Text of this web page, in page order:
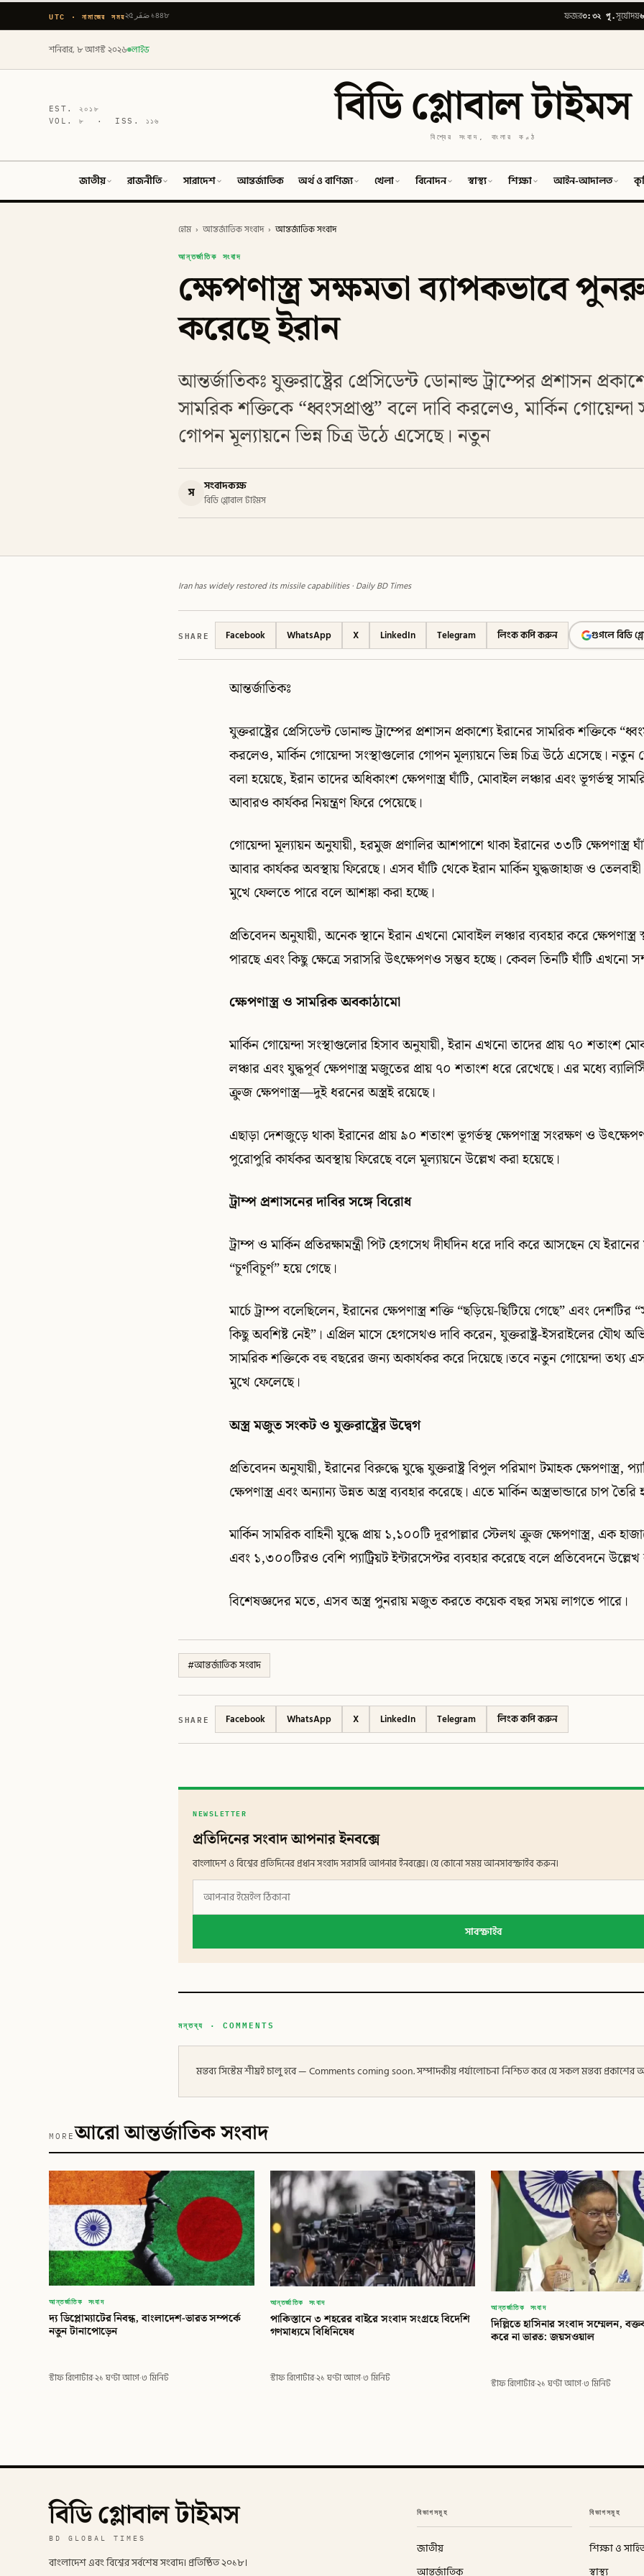
UTC · নামাজের সময় ২৫ صَفَر ১৪৪৮ ফজর৩:৩২ পূ.সূর্যোদয়
শনিবার, ৮ আগস্ট ২০২৬ লাইভ
EST.২০১৮
VOL.৮ · ISS. ১১৬ বিডি গ্লোবাল টাইমস
বিশ্বের সংবাদ, বাংলার কণ্ঠ
জাতীয় রাজনীতি সারাদেশ আন্তর্জাতিক অর্থ ও বাণিজ্য খেলা বিনোদন স্বাস্থ্য শিক্ষা আইন-আদালত
হোম › আন্তর্জাতিক সংবাদ › আন্তর্জাতিক সংবাদ
আন্তর্জাতিক সংবাদ
ক্ষেপণাস্ত্র সক্ষমতা ব্যাপকভাবে
করেছে ইরান
আন্তর্জাতিকঃ যুক্তরাষ্ট্রের প্রেসিডেন্ট ডোনাল্ড ট্রাম্পের প্রশাসন
সামরিক শক্তিকে “ধ্বংসপ্রাপ্ত” বলে দাবি করলেও, মার্কিন
গোপন মূল্যায়নে ভিন্ন চিত্র উঠে এসেছে। নতুন
স সংবাদকক্ষ
বিডি গ্লোবাল টাইমস
Iran has widely restored its missile capabilities · Daily BD Times
SHARE Facebook WhatsApp X LinkedIn Telegram লিংক কপি করুন গুগলে বিডি
আন্তর্জাতিকঃ
যুক্তরাষ্ট্রের প্রেসিডেন্ট ডোনাল্ড ট্রাম্পের প্রশাসন প্রকাশ্যে ইরানের সামরিক শক্তিকে
করলেও, মার্কিন গোয়েন্দা সংস্থাগুলোর গোপন মূল্যায়নে ভিন্ন চিত্র উঠে এসেছে। নতুন
বলা হয়েছে, ইরান তাদের অধিকাংশ ক্ষেপণাস্ত্র ঘাঁটি, মোবাইল লঞ্চার এবং ভূগর্ভস্থ
আবারও কার্যকর নিয়ন্ত্রণ ফিরে পেয়েছে।
গোয়েন্দা মূল্যায়ন অনুযায়ী, হরমুজ প্রণালির আশপাশে থাকা ইরানের ৩৩টি ক্ষেপণাস্ত্র
আবার কার্যকর অবস্থায় ফিরেছে। এসব ঘাঁটি থেকে ইরান মার্কিন যুদ্ধজাহাজ ও
মুখে ফেলতে পারে বলে আশঙ্কা করা হচ্ছে।
প্রতিবেদন অনুযায়ী, অনেক স্থানে ইরান এখনো মোবাইল লঞ্চার ব্যবহার করে ক্ষেপণাস্ত্র
পারছে এবং কিছু ক্ষেত্রে সরাসরি উৎক্ষেপণও সম্ভব হচ্ছে। কেবল তিনটি ঘাঁটি এখনো
ক্ষেপণাস্ত্র ও সামরিক অবকাঠামো
মার্কিন গোয়েন্দা সংস্থাগুলোর হিসাব অনুযায়ী, ইরান এখনো তাদের প্রায় ৭০ শতাংশ
লঞ্চার এবং যুদ্ধপূর্ব ক্ষেপণাস্ত্র মজুতের প্রায় ৭০ শতাংশ ধরে রেখেছে। এর মধ্যে
ক্রুজ ক্ষেপণাস্ত্র—দুই ধরনের অস্ত্রই রয়েছে।
এছাড়া দেশজুড়ে থাকা ইরানের প্রায় ৯০ শতাংশ ভূগর্ভস্থ ক্ষেপণাস্ত্র সংরক্ষণ ও
পুরোপুরি কার্যকর অবস্থায় ফিরেছে বলে মূল্যায়নে উল্লেখ করা হয়েছে।
ট্রাম্প প্রশাসনের দাবির সঙ্গে বিরোধ
ট্রাম্প ও মার্কিন প্রতিরক্ষামন্ত্রী পিট হেগসেথ দীর্ঘদিন ধরে দাবি করে আসছেন যে
“চূর্ণবিচূর্ণ” হয়ে গেছে।
মার্চে ট্রাম্প বলেছিলেন, ইরানের ক্ষেপণাস্ত্র শক্তি “ছড়িয়ে-ছিটিয়ে গেছে” এবং
কিছু অবশিষ্ট নেই”। এপ্রিল মাসে হেগসেথও দাবি করেন, যুক্তরাষ্ট্র-ইসরাইলের যৌথ
সামরিক শক্তিকে বহু বছরের জন্য অকার্যকর করে দিয়েছে।তবে নতুন গোয়েন্দা তথ্য
মুখে ফেলেছে।
অস্ত্র মজুত সংকট ও যুক্তরাষ্ট্রের উদ্বেগ
প্রতিবেদন অনুযায়ী, ইরানের বিরুদ্ধে যুদ্ধে যুক্তরাষ্ট্র বিপুল পরিমাণ টমাহক ক্ষেপণাস্ত্র,
ক্ষেপণাস্ত্র এবং অন্যান্য উন্নত অস্ত্র ব্যবহার করেছে। এতে মার্কিন অস্ত্রভান্ডারে চাপ তৈরি
মার্কিন সামরিক বাহিনী যুদ্ধে প্রায় ১,১০০টি দূরপাল্লার স্টেলথ ক্রুজ ক্ষেপণাস্ত্র, এক
এবং ১,৩০০টিরও বেশি প্যাট্রিয়ট ইন্টারসেপ্টর ব্যবহার করেছে বলে প্রতিবেদনে
বিশেষজ্ঞদের মতে, এসব অস্ত্র পুনরায় মজুত করতে কয়েক বছর সময় লাগতে পারে।
#আন্তর্জাতিক সংবাদ
SHARE Facebook WhatsApp X LinkedIn Telegram লিংক কপি করুন
NEWSLETTER
প্রতিদিনের সংবাদ আপনার ইনবক্সে
বাংলাদেশ ও বিশ্বের প্রতিদিনের প্রধান সংবাদ সরাসরি আপনার ইনবক্সে। যে কোনো সময় আনসাবস্ক্রাইব করুন।
সাবস্ক্রাইব
মন্তব্য · COMMENTS
মন্তব্য সিস্টেম শীঘ্রই চালু হবে — Comments coming soon. সম্পাদকীয় পর্যালোচনা নিশ্চিত করে যে সকল মন্তব্য
MOREআরো আন্তর্জাতিক সংবাদ
আন্তর্জাতিক সংবাদ
দ্য ডিপ্লোম্যাটের নিবন্ধ, বাংলাদেশ-ভারত সম্পর্কে
নতুন টানাপোড়েন
স্টাফ রিপোর্টার·২১ ঘণ্টা আগে·৩ মিনিট
আন্তর্জাতিক সংবাদ
পাকিস্তানে ৩ শহরের বাইরে সংবাদ সংগ্রহে বিদেশি
গণমাধ্যমে বিধিনিষেধ
স্টাফ রিপোর্টার·২১ ঘণ্টা আগে·৩ মিনিট
আন্তর্জাতিক সংবাদ
দিল্লিতে হাসিনার সংবাদ সম্মেলন,
করে না ভারত: জয়সওয়াল
স্টাফ রিপোর্টার·২১ ঘণ্টা আগে·৩ মিনিট
বিডি গ্লোবাল টাইমস
BD GLOBAL TIMES
বাংলাদেশ এবং বিশ্বের সর্বশেষ সংবাদ। প্রতিষ্ঠিত ২০১৮।
বিভাগসমূহ
জাতীয়
আন্তর্জাতিক
বিভাগসমূহ
শিক্ষা ও
স্বাস্থ্য